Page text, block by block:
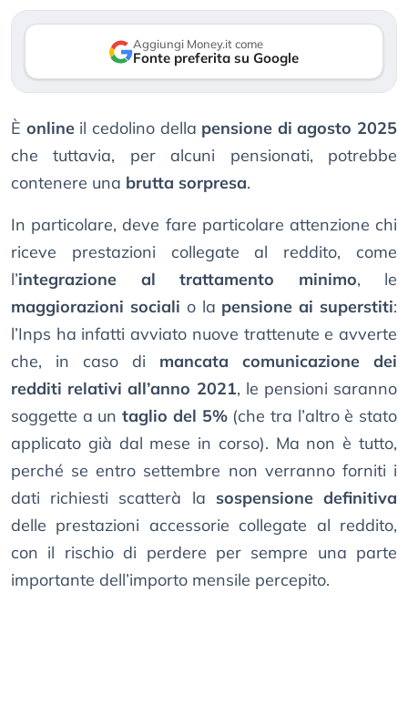
Aggiungi Money.it come
Fonte preferita su Google
È onlineil cedolino della pensione di agosto 2025
che tuttavia, per alcuni pensionati, potrebbe
contenere una brutta sorpresa.
In particolare, deve fare particolare attenzione chi
riceve prestazioni collegate al reddito, come
l’integrazione al trattamento minimo, le
maggiorazioni sociali o la pensione ai superstiti:
l’Inps ha infatti avviato nuove trattenute e avverte
che, in caso di mancata comunicazione dei
redditi relativi all’anno 2021, le pensioni saranno
soggette a untaglio del 5%(che tra l’altro è stato
applicato già dal mese in corso). Ma non è tutto,
perché se entro settembre non verranno forniti i
dati richiesti scatterà la sospensione definitiva
delle prestazioni accessorie collegate al reddito,
con il rischio di perdere per sempre una parte
importante dell’importo mensile percepito.